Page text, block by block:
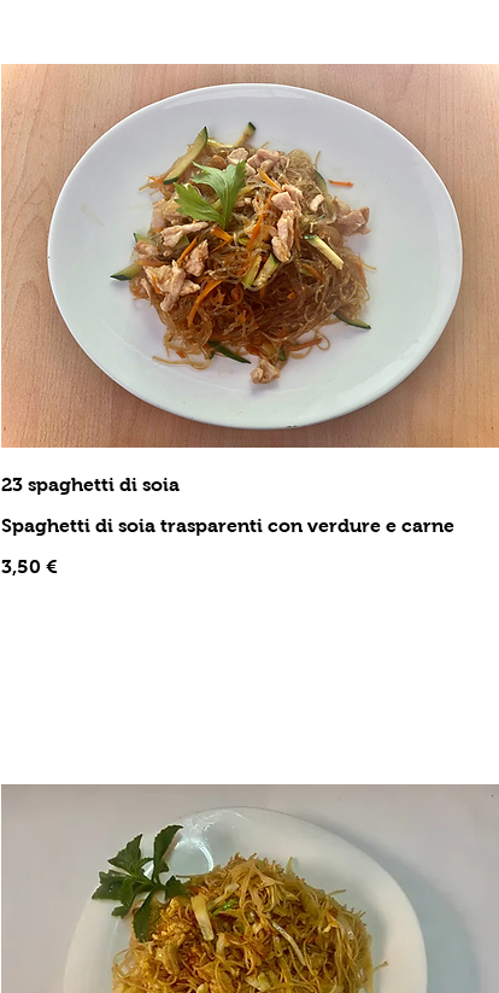
23 spaghetti di soia
Spaghetti di soia trasparenti con verdure e carne
3,50 €